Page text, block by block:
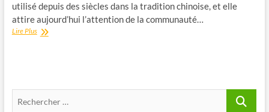
utilisé depuis des siècles dans la tradition chinoise, et elle
attire aujourd’hui l’attention de la communauté…
Lire PlusHuperzine
de